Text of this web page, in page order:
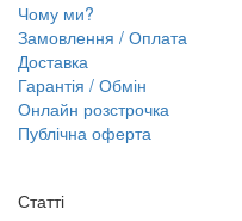
Чому ми?
Замовлення / Оплата
Доставка
Гарантія / Обмін
Онлайн розстрочка
Публічна оферта
Статті